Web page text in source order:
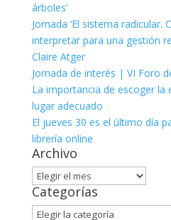
árboles’
Jornada ‘El sistema
interpretar para una gestión
Claire Atger
Jornada de interés | VI Foro
La importancia de escoger la
lugar adecuado
El jueves 30 es el último día
librería online
Archivo
Archivo
Categorías
Categorías